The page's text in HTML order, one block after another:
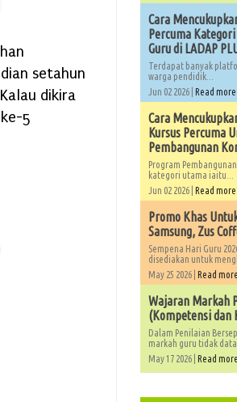
setahun
dikira
5
Cara
Percuma
Guru di LADAP
Terdapat banyak
warga pendidik...
Jun 02 2026 | Read more
Cara
Kursus Percuma
Pembangunan
Program
kategori utama iaitu...
Jun 02 2026 | Read more
Promo Khas
Samsung, Zus
Sempena Hari Guru
disediakan untuk
May 25 2026 | Read more
Wajaran Markah
(Kompetensi dan
Dalam Penilaian
markah guru tidak
May 17 2026 | Read more